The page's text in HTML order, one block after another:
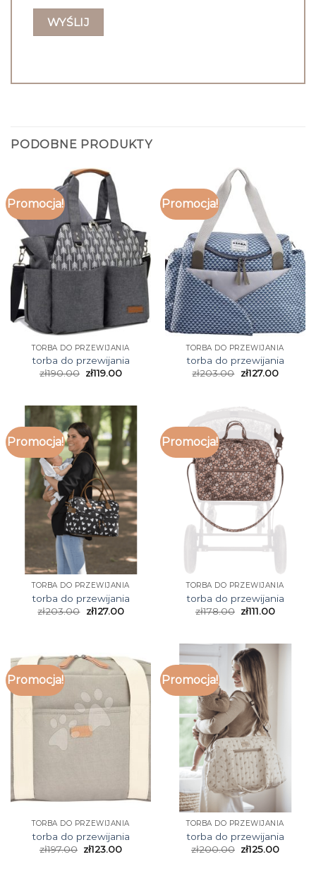
PODOBNE PRODUKTY
Promocja!
TORBA DO PRZEWIJANIA
torba do przewijania
zł190.00 zł119.00
Promocja!
TORBA DO PRZEWIJANIA
torba do przewijania
zł203.00 zł127.00
Promocja!
TORBA DO PRZEWIJANIA
torba do przewijania
zł203.00 zł127.00
Promocja!
TORBA DO PRZEWIJANIA
torba do przewijania
zł178.00 zł111.00
Promocja!
TORBA DO PRZEWIJANIA
torba do przewijania
zł197.00 zł123.00
Promocja!
TORBA DO PRZEWIJANIA
torba do przewijania
zł200.00 zł125.00